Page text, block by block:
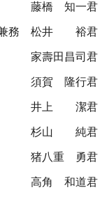
藤橋 知一君
務 松井 裕君
家壽田昌司君
須賀 隆行君
井上 潔君
杉山 純君
猪八重 勇君
高角 和道君